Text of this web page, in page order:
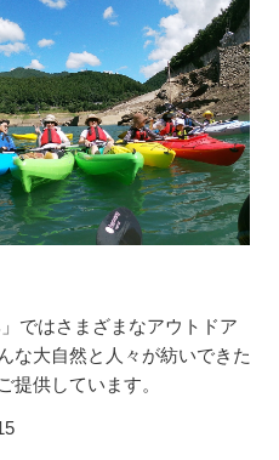
ではさまざまなアウトドア
な大自然と人々が紡いできた
提供しています。